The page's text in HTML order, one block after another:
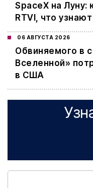
SpaceX на Луну:
RTVI, что
06 АВГУСТА 2026
Обвиняемого в
Вселенной»
в США